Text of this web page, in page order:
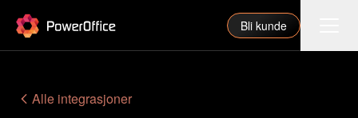
PowerOffice Bli kunde
Funksjoner
Alle integrasjoner